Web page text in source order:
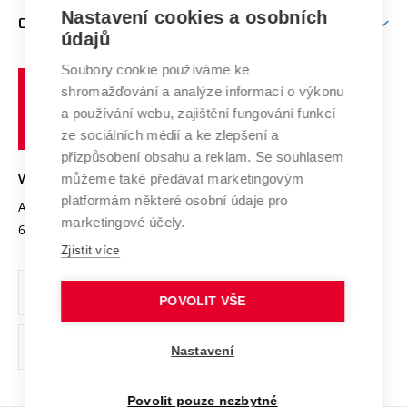
E-přihláška
Doktorské studium
Podpora podnikání
Mezinárodní vědecká rada
Systém zajišťování kvality výzkumu
Výzkumné infrastruktury
Transfer znalostí
Open Science
Projekty
Projekty ze strukturálních fondů
Specifický výzkum
Firemní spolupráce
Zahraniční spolupráce
Spolupráce se školami
Služby univerzity
Mezinárodní dohody
Univerzitní sítě
O UNIVERZITĚ
Profil univerzity
Udržitelná univerzita
Podnikavá univerzita / ContriBUTe
Bezpečná univerzita
Vyznamenání
Organizační struktura
Ochrana osobních údajů
odkaz)
učení
technické
Brně
VYSOKÉ UČENÍ TECHNICKÉ V BRNĚ
Antonínská 548/1
602 00 Brno
www.vut.cz
vut@vutbr.cz
Nastavení cookies a osobních
údajů
Soubory cookie používáme ke
shromažďování a analýze informací o výkonu
a používání webu, zajištění fungování funkcí
ze sociálních médií a ke zlepšení a
přizpůsobení obsahu a reklam. Se souhlasem
můžeme také předávat marketingovým
platformám některé osobní údaje pro
marketingové účely.
Zjistit více
POVOLIT VŠE
Nastavení
Povolit pouze nezbytné